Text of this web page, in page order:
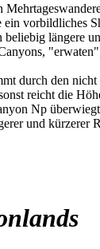
längere
den
reicht die
Np
und kürzerer